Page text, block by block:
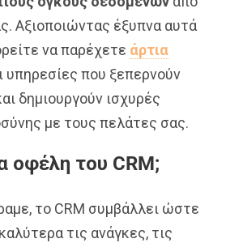
Αξιοποιώντας έξυπνα αυτά
να παρέχετε άρτια
υπηρεσίες που ξεπερνούν
δημιουργούν ισχυρές
με τους πελάτες σας.
οφέλη του CRM;
το CRM συμβάλλει ώστε
τις ανάγκες, τις